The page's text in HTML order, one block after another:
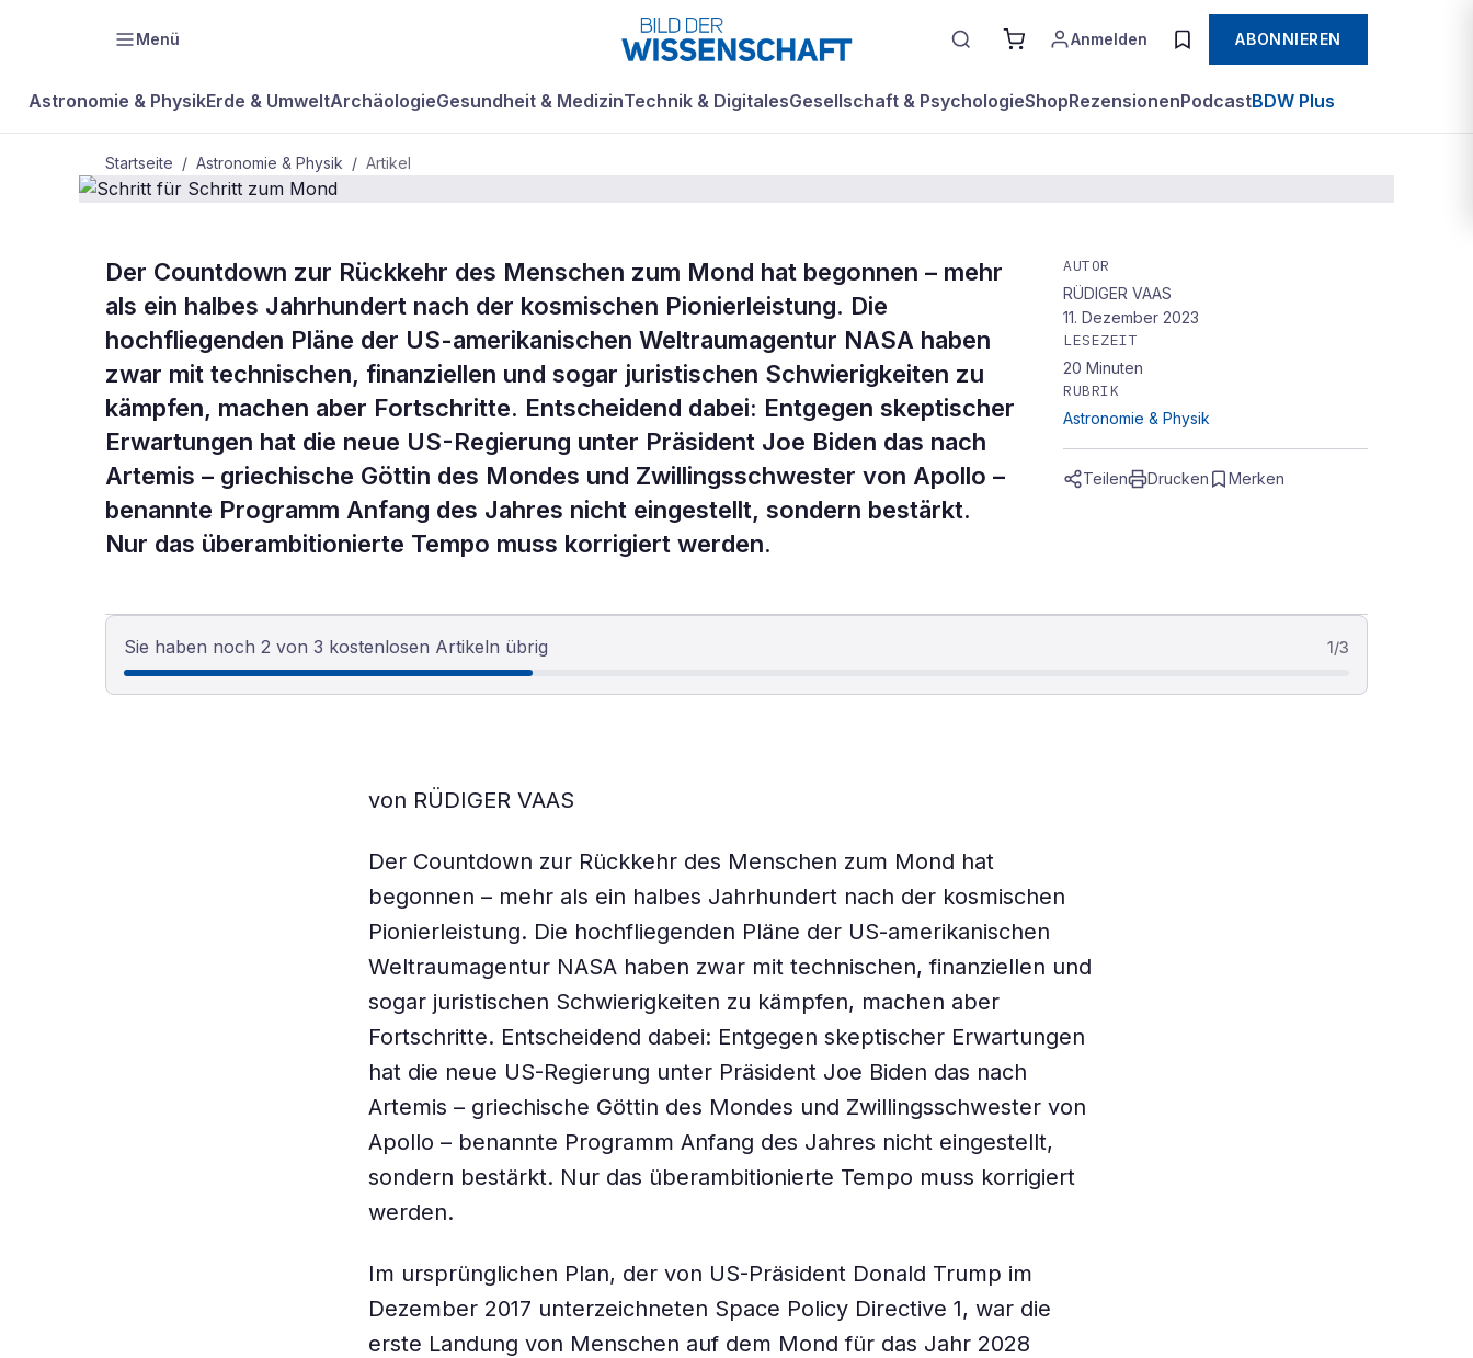
Menü Anmelden ABONNIEREN
Astronomie & PhysikErde & UmweltArchäologieGesundheit & MedizinTechnik & DigitalesGesellschaft & PsychologieShopRezensionenPodcastBDW Plus
Startseite / Astronomie & Physik / Artikel
BDW PlusASTRONOMIE & PHYSIK
Schritt für Schritt zum
Mond
Der Countdown zur Rückkehr des Menschen zum Mond hat begonnen – mehr
als ein halbes Jahrhundert nach der kosmischen Pionierleistung. Die
hochfliegenden Pläne der US-amerikanischen Weltraumagentur NASA haben
zwar mit technischen, finanziellen und sogar juristischen Schwierigkeiten zu
kämpfen, machen aber Fortschritte. Entscheidend dabei: Entgegen skeptischer
Erwartungen hat die neue US-Regierung unter Präsident Joe Biden das nach
Artemis – griechische Göttin des Mondes und Zwillingsschwester von Apollo –
benannte Programm Anfang des Jahres nicht eingestellt, sondern bestärkt.
Nur das überambitionierte Tempo muss korrigiert werden.
AUTOR
RÜDIGER VAAS
11. Dezember 2023
LESEZEIT
20 Minuten
RUBRIK
Astronomie & Physik
Teilen Drucken Merken
Sie haben noch 2 von 3 kostenlosen Artikeln übrig 1/3
von RÜDIGER VAAS
Der Countdown zur Rückkehr des Menschen zum Mond hat
begonnen – mehr als ein halbes Jahrhundert nach der kosmischen
Pionierleistung. Die hochfliegenden Pläne der US-amerikanischen
Weltraumagentur NASA haben zwar mit technischen, finanziellen und
sogar juristischen Schwierigkeiten zu kämpfen, machen aber
Fortschritte. Entscheidend dabei: Entgegen skeptischer Erwartungen
hat die neue US-Regierung unter Präsident Joe Biden das nach
Artemis – griechische Göttin des Mondes und Zwillingsschwester von
Apollo – benannte Programm Anfang des Jahres nicht eingestellt,
sondern bestärkt. Nur das überambitionierte Tempo muss korrigiert
werden.
Im ursprünglichen Plan, der von US-Präsident Donald Trump im
Dezember 2017 unterzeichneten Space Policy Directive 1, war die
erste Landung von Menschen auf dem Mond für das Jahr 2028